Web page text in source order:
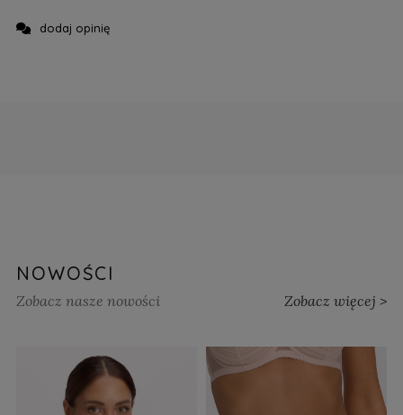
dodaj opinię
NOWOŚCI
Zobacz nasze nowości Zobacz więcej >